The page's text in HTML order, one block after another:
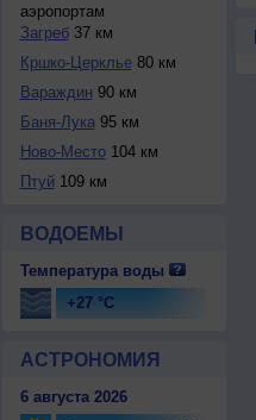
аэропортам
Загреб37 км
Кршко-Церклье80 км
Вараждин 90 км
Баня-Лука95 км
Ново-Место104 км
Птуй 109 км
ВОДОЕМЫ
Температура воды
+27 °C
АСТРОНОМИЯ
6 августа 2026